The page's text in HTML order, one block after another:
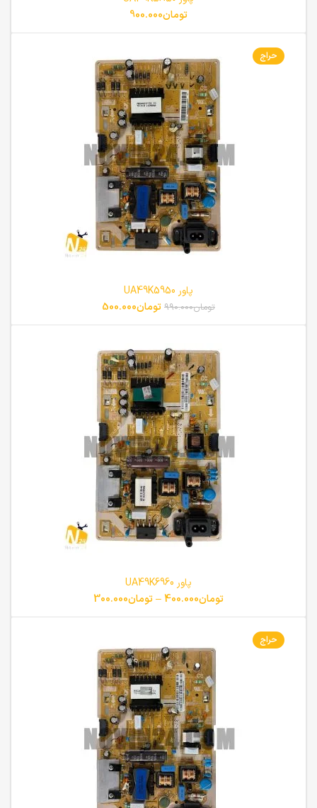
تومان900.000
حراج
پاور UA49K5950
تومان990.000 تومان500.000
پاور UA49K6960
تومان400.000
–تومان300.000
حراج